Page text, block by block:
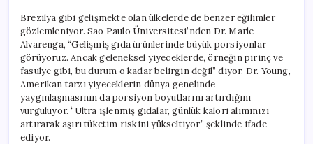
Brezilya gibi gelişmekte olan ülkelerde de benzer eğilimler
gözlemleniyor. Sao Paulo Üniversitesi’nden Dr. Marle
Alvarenga, “Gelişmiş gıda ürünlerinde büyük porsiyonlar
görüyoruz. Ancak geleneksel yiyeceklerde, örneğin pirinç ve
fasulye gibi, bu durum o kadar belirgin değil” diyor. Dr. Young,
Amerikan tarzı yiyeceklerin dünya genelinde
yaygınlaşmasının da porsiyon boyutlarını artırdığını
vurguluyor. “Ultra işlenmiş gıdalar, günlük kalori alımınızı
artırarak aşırı tüketim riskini yükseltiyor” şeklinde ifade
ediyor.